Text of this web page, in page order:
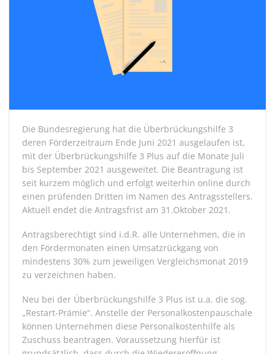
Die Bundesregierung hat die Überbrückungshilfe 3
deren Förderzeitraum Ende Juni 2021 ausgelaufen ist,
mit der Überbrückungshilfe 3 Plus auf die Monate Juli
bis September 2021 ausgeweitet. Die Beantragung ist
seit kurzem möglich und erfolgt weiterhin online durch
einen prüfenden Dritten im Namen des Antragsstellers.
Aktuell endet die Antragsfrist am 31.Oktober 2021.
Antragsberechtigt sind i.d.R. alle Unternehmen, die in
den Fördermonaten einen Umsatzrückgang von
mindestens 30% zum jeweiligen Vergleichsmonat 2019
zu verzeichnen haben.
Neu bei der Überbrückungshilfe 3 Plus ist u.a. die sog.
„Restart-Prämie“. Anstelle der Personalkostenpauschale
können Unternehmen diese Personalkostenhilfe als
Zuschuss beantragen. Voraussetzung hierfür ist